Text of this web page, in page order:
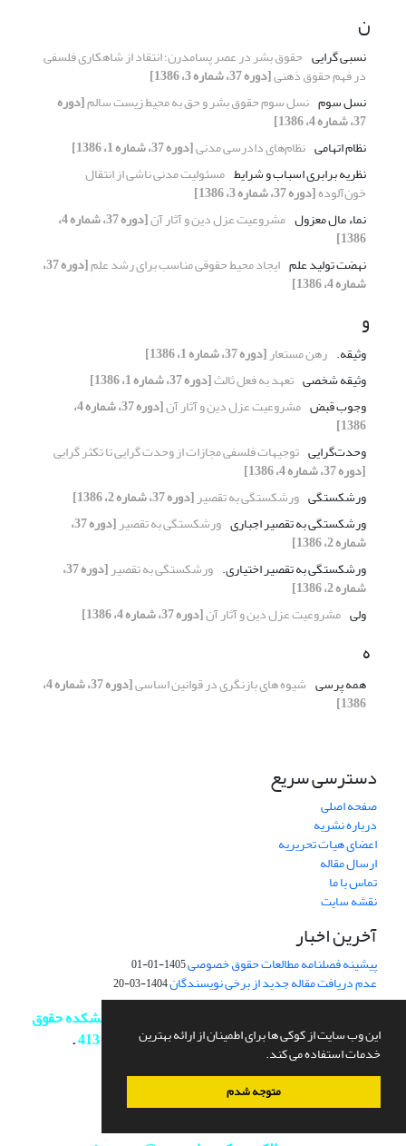
این وب سایت از کوکی ها برای اطمینان از ارائه بهترین
خدمات استفاده می کند.
متوجه شدم
ن
نسبی گرایی حقوق بشر در عصر پسامدرن؛ انتقاد از شاهکاری فلسفی
در فهم حقوق ذهنی[دوره 37، شماره 3، 1386]
نسل سوم نسل سوم حقوق بشر و حق به محیط زیست سالم[دوره
37، شماره 4، 1386]
نظام اتهامی نظام‌های دادرسی مدنی[دوره 37، شماره 1، 1386]
نظریه برابری اسباب و شرایط مسئولیت مدنی ناشی از انتقال
خون‌آلوده[دوره 37، شماره 3، 1386]
نماء مال معزول مشروعیت عزل دین و آثار آن [دوره 37، شماره 4،
1386]
نهضت تولید علم ایجاد محیط حقوقی مناسب برای رشد علم [دوره 37،
شماره 4، 1386]
و
وثیقه. رهن مستعار[دوره 37، شماره 1، 1386]
وثیقه شخصی تعهد به فعل ثالث[دوره 37، شماره 1، 1386]
وجوب قبض مشروعیت عزل دین و آثار آن [دوره 37، شماره 4،
1386]
وحدت‌گرایی توجیهات فلسفی مجازات از وحدت گرایی تا تکثر گرایی
[دوره 37، شماره 4، 1386]
ورشکستگی ورشکستگی به تقصیر[دوره 37، شماره 2، 1386]
ورشکستگی به تقصیر اجباری ورشکستگی به تقصیر [دوره 37،
شماره 2، 1386]
ورشکستگی به تقصیر اختیاری. ورشکستگی به تقصیر [دوره 37،
شماره 2، 1386]
ولی مشروعیت عزل دین و آثار آن[دوره 37، شماره 4، 1386]
ه
همه پرسی شیوه های بازنگری در قوانین اساسی [دوره 37، شماره 4،
1386]
دسترسی سریع
صفحه اصلی
درباره نشریه
اعضای هیات تحریریه
ارسال مقاله
تماس با ما
نقشه سایت
آخرین اخبار
پیشینه فصلنامه مطالعات حقوق خصوصی1405-01-01
عدم دریافت مقاله جدید از برخی نویسندگان1404-03-20
نشانی: تهران، خیابان انقلاب - دانشگاه تهران - دانشکده حقوق
و علوم سیاسی - طبقه 4 - دفتر مجله - اتاق 413
.
کد پستی: 1417614411
تلفن: 61112530-
021